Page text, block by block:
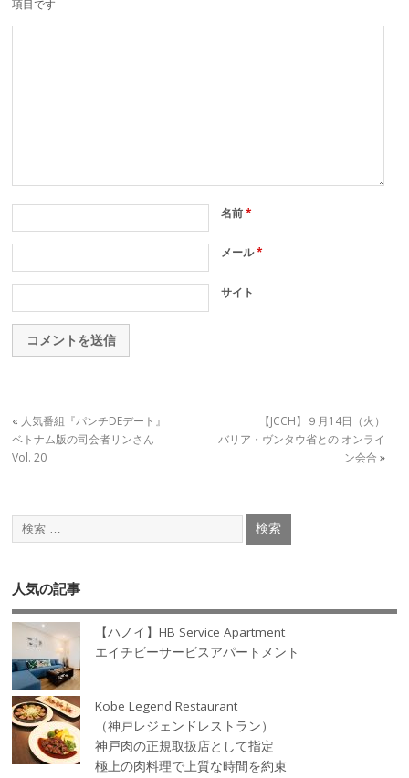
項目です
名前*
メール*
サイト
« 人気番組『パンチDEデート』
ベトナム版の司会者リンさん
Vol. 20
【JCCH】９月14日（火）
バリア・ヴンタウ省との オンライ
ン会合 »
人気の記事
【ハノイ】HB Service Apartment
エイチビーサービスアパートメント
Kobe Legend Restaurant
（神戸レジェンドレストラン）
神戸肉の正規取扱店として指定
極上の肉料理で上質な時間を約束